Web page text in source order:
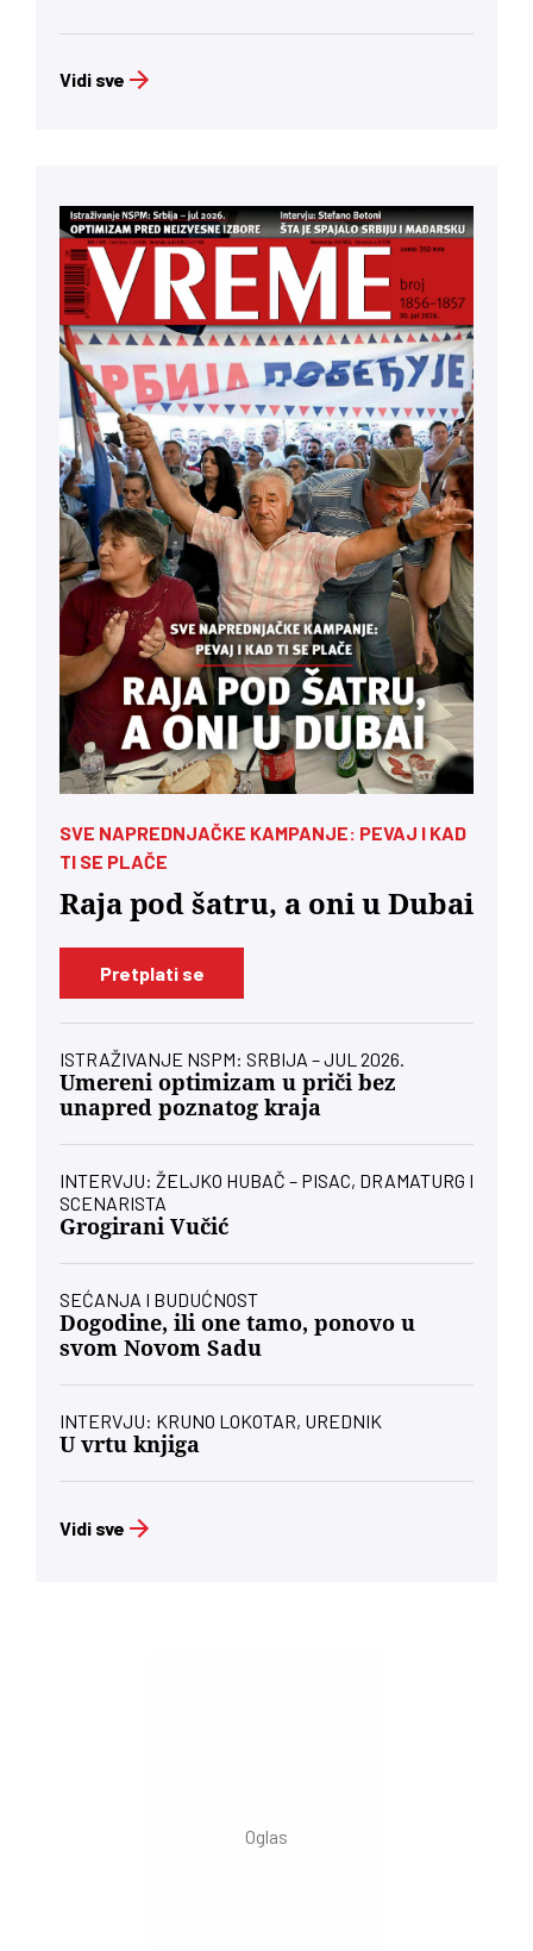
Vidi sve
SVE NAPREDNJAČKE KAMPANJE: PEVAJ I KAD
TI SE PLAČE
Raja pod šatru, a oni u Dubai
Pretplati se
ISTRAŽIVANJE NSPM: SRBIJA – JUL 2026.
Umereni optimizam u priči bez
unapred poznatog kraja
INTERVJU: ŽELJKO HUBAČ – PISAC, DRAMATURG I
SCENARISTA
Grogirani Vučić
SEĆANJA I BUDUĆNOST
Dogodine, ili one tamo, ponovo u
svom Novom Sadu
INTERVJU: KRUNO LOKOTAR, UREDNIK
U vrtu knjiga
Vidi sve